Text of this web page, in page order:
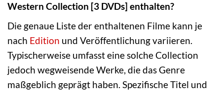
Western Collection [3 DVDs] enthalten?
Die genaue Liste der enthaltenen Filme kann je
nach Edition und Veröffentlichung variieren.
Typischerweise umfasst eine solche Collection
jedoch wegweisende Werke, die das Genre
maßgeblich geprägt haben. Spezifische Titel und